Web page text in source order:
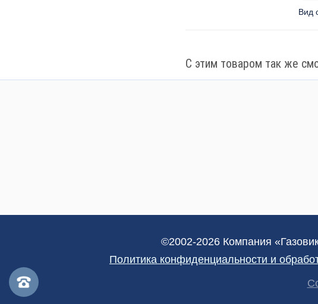
Вид
С этим товаром так же
©2002-2026 Компания
Политика конфиденциальности и